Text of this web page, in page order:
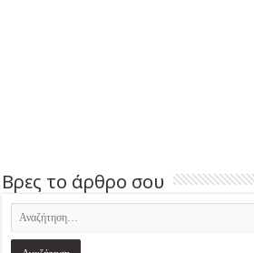
Βρες το άρθρο σου